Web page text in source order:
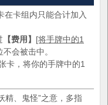
在卡组内只能合计加入
【费用】 [将手牌中的1
会被击中。
卡，将你的手牌中的1
精、鬼怪”之意，多指